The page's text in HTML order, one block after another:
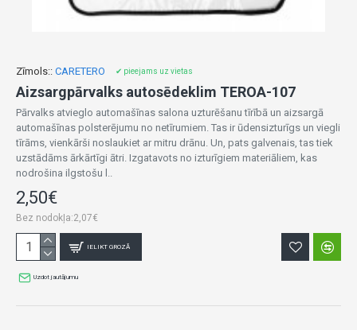
Zīmols:: CARETERO ✔ pieejams uz vietas
Aizsargpārvalks autosēdeklim TEROA-107
Pārvalks atvieglo automašīnas salona uzturēšanu tīrībā un aizsargā
automašīnas polsterējumu no netīrumiem. Tas ir ūdensizturīgs un viegli
tīrāms, vienkārši noslaukiet ar mitru drānu. Un, pats galvenais, tas tiek
uzstādāms ārkārtīgi ātri. Izgatavots no izturīgiem materiāliem, kas
nodrošina ilgstošu l..
2,50€
Bez nodokļa:2,07€
IELIKT GROZĀ
Uzdot jautājumu